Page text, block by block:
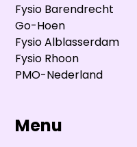
Menu
Fysio Barendrecht
Go-Hoen
Fysio Alblasserdam
Fysio Rhoon
PMO-Nederland